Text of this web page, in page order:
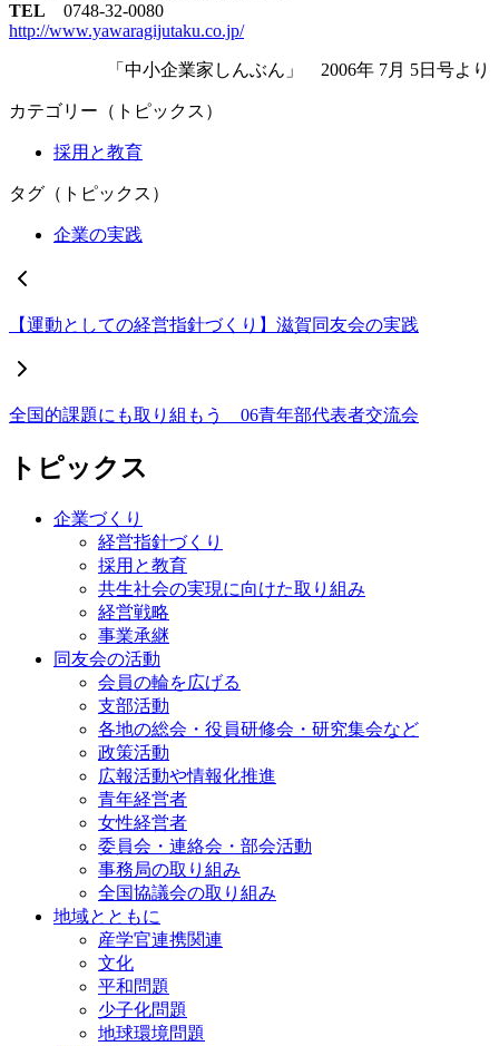
TEL 0748-32-0080
http://www.yawaragijutaku.co.jp/
「中小企業家しんぶん」 2006年 7月 5日号より
カテゴリー（トピックス）
採用と教育
タグ（トピックス）
企業の実践
【運動としての経営指針づくり】滋賀同友会の実践
全国的課題にも取り組もう 06青年部代表者交流会
トピックス
企業づくり
経営指針づくり
採用と教育
共生社会の実現に向けた取り組み
経営戦略
事業承継
同友会の活動
会員の輪を広げる
支部活動
各地の総会・役員研修会・研究集会など
政策活動
広報活動や情報化推進
青年経営者
女性経営者
委員会・連絡会・部会活動
事務局の取り組み
全国協議会の取り組み
地域とともに
産学官連携関連
文化
平和問題
少子化問題
地球環境問題